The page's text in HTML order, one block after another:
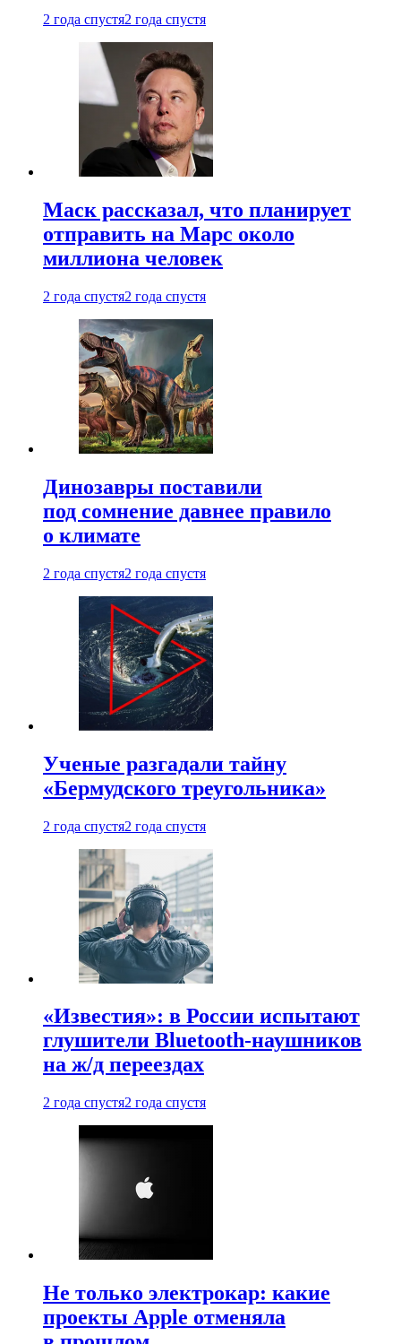
2 года спустя2 года спустя
Маск рассказал, что планирует
отправить на Марс около
миллиона человек
2 года спустя2 года спустя
Динозавры поставили
под сомнение давнее правило
о климате
2 года спустя2 года спустя
Ученые разгадали тайну
«Бермудского треугольника»
2 года спустя2 года спустя
«Известия»: в России испытают
глушители Bluetooth-наушников
на ж/д переездах
2 года спустя2 года спустя
Не только электрокар: какие
проекты Apple отменяла